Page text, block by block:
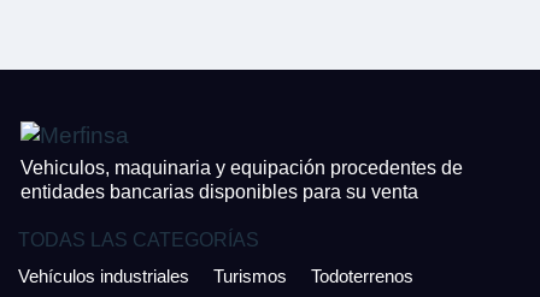
Vehiculos, maquinaria y equipación procedentes de
entidades bancarias disponibles para su venta
TODAS LAS CATEGORÍAS
Vehículos industriales
Turismos Todoterrenos
Acepto la
continuación confirma que estás de acuerdo con ambas.